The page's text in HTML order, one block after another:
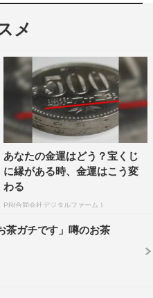
メ
あなたの金運はどう？宝くじ
に縁がある時、金運はこう変
わる
PR(合同会社デジタルファーム )
茶ガチです」噂のお茶